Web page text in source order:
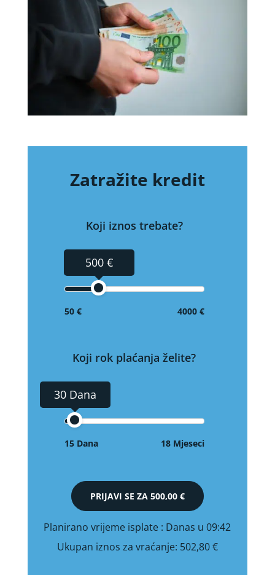
Zatražite kredit
Koji iznos trebate?
500 €
50 € 4000 €
Koji rok plaćanja želite?
30 Dana
15 Dana 18 Mjeseci
PRIJAVI SE ZA 500,00 €
Planirano vrijeme isplate : Danas u 09:42
Ukupan iznos za vraćanje: 502,80 €